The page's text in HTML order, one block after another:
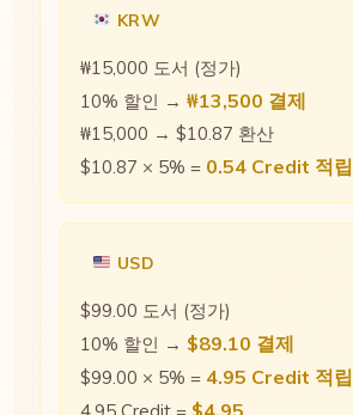
KRW
₩15,000 도서 (정가)
10% 할인 →₩13,500 결제
₩15,000 → $10.87 환산
$10.87 × 5% = 0.54 Credit 적립
USD
$99.00 도서 (정가)
10% 할인 → $89.10 결제
$99.00 × 5% = 4.95 Credit 적립
$4.95